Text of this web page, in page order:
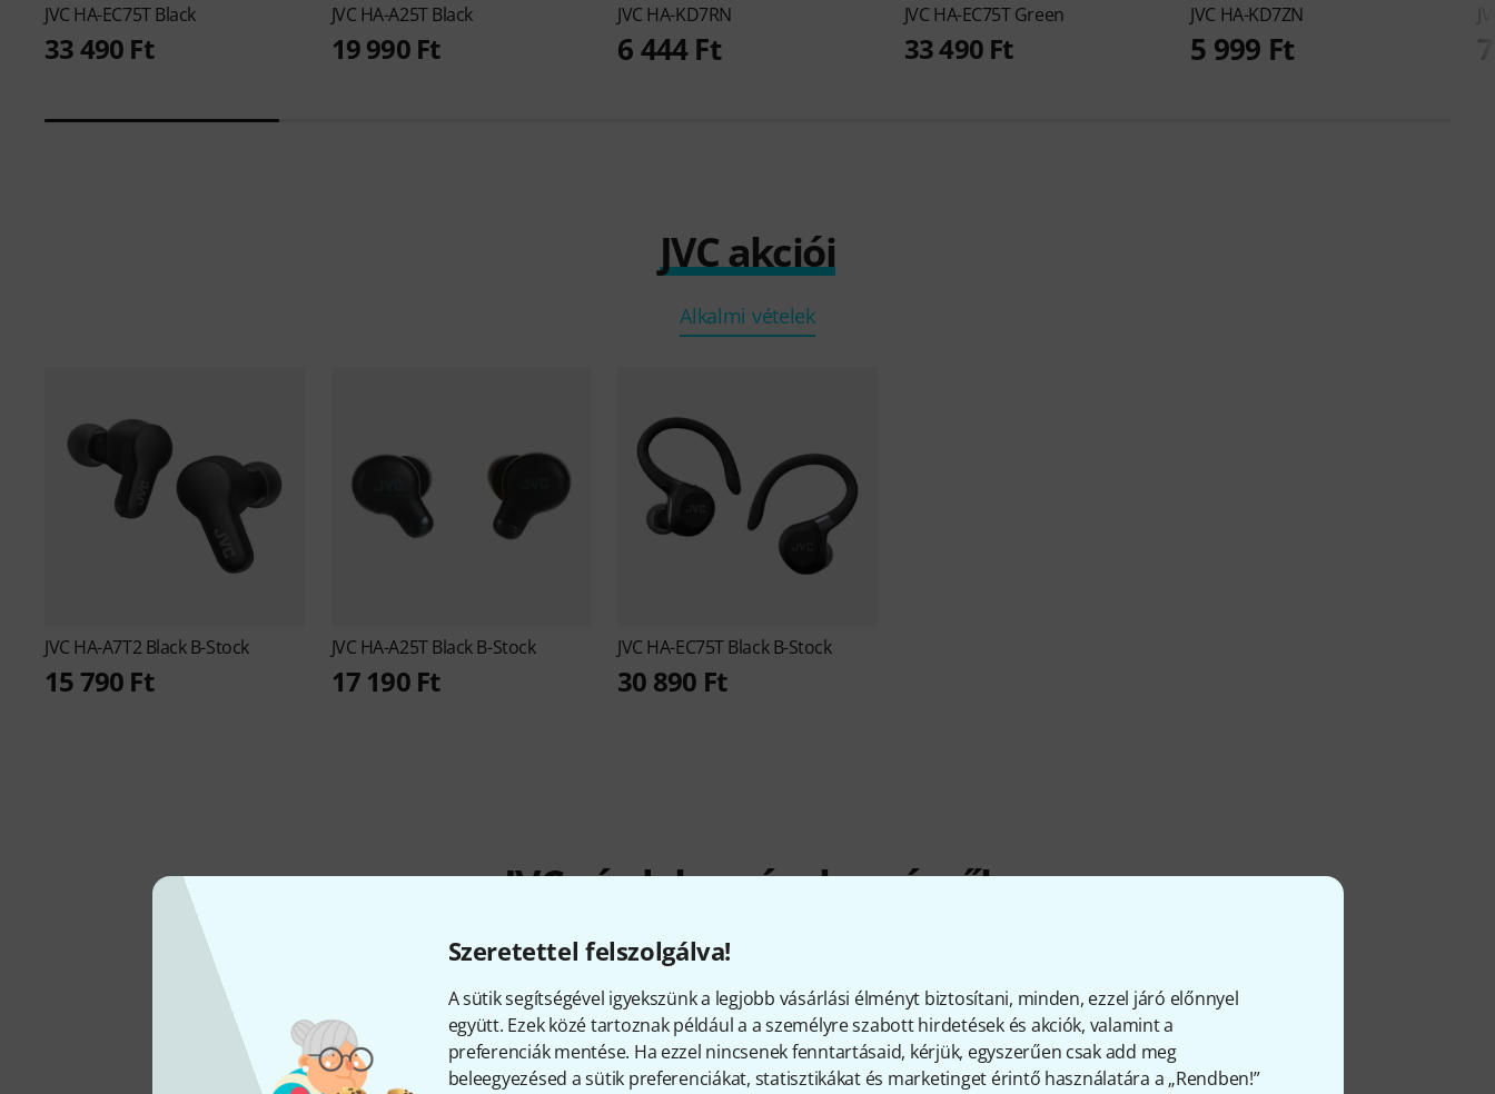
Szeretettel felszolgálva!
A sütik segítségével igyekszünk a legjobb vásárlási élményt biztosítani, minden, ezzel járó előnnyel
együtt. Ezek közé tartoznak például a a személyre szabott hirdetések és akciók, valamint a
preferenciák mentése. Ha ezzel nincsenek fenntartásaid, kérjük, egyszerűen csak add meg
beleegyezésed a sütik preferenciákat, statisztikákat és marketinget érintő használatára a „Rendben!”
JVC HA-EC75T Black
33 490 Ft
JVC HA-A25T Black
19 990 Ft
JVC HA-KD7RN
6 444 Ft
JVC HA-EC75T Green
33 490 Ft
JVC HA-KD7ZN
5 999 Ft
JVC akciói
Alkalmi vételek
JVC HA-A7T2 Black B-Stock
15 790 Ft
JVC HA-A25T Black B-Stock
17 190 Ft
JVC HA-EC75T Black B-Stock
30 890 Ft
JVC - érdekességek a cégről
KATALÓGUSBA VÉTEL
1998
RAKTÁRON
20+
Ø ELÉRHETŐSÉG
83.42% (1 év)